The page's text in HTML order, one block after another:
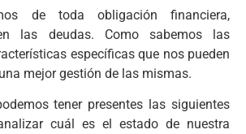
de toda obligación financiera,
las deudas. Como sabemos las
específicas que nos pueden
mejor gestión de las mismas.
tener presentes las siguientes
cuál es el estado de nuestra